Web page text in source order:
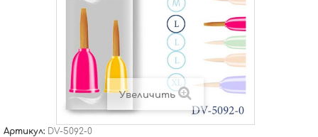
Увеличить
Артикул: DV-5092-0